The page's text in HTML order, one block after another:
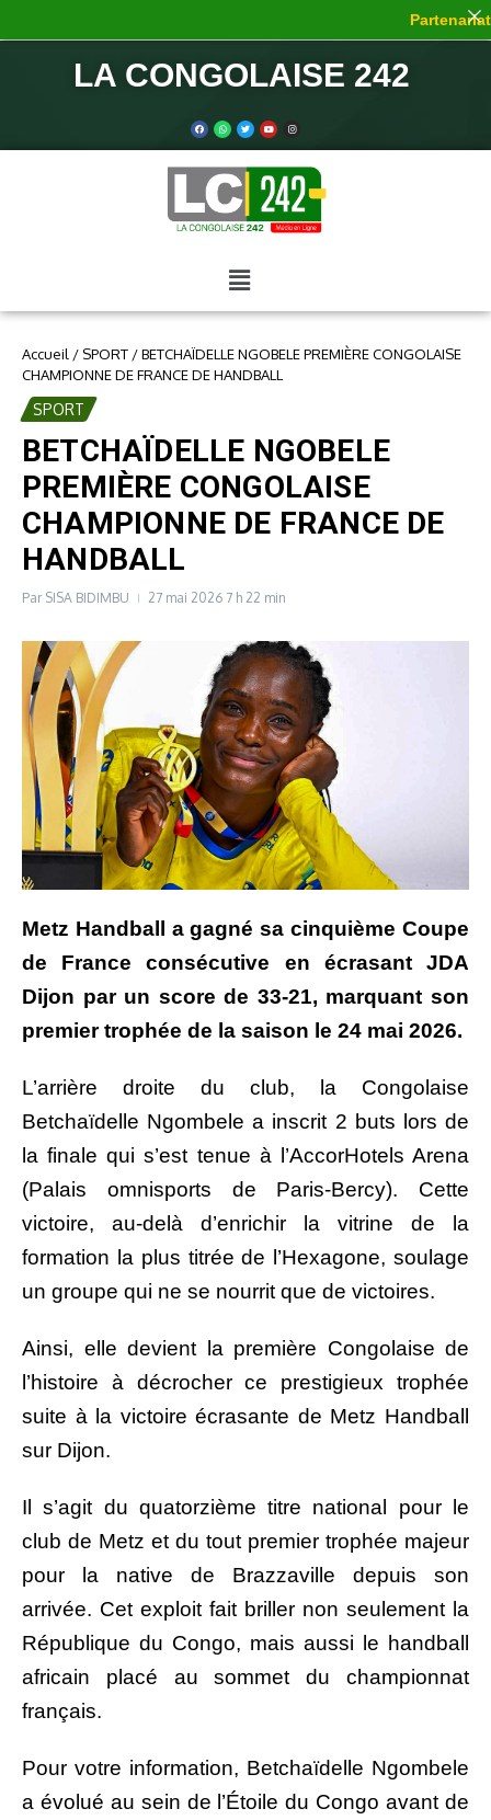
LA CONGOLAISE 242
Accueil / SPORT /BETCHAÏDELLE NGOBELE PREMIÈRE CONGOLAISE
CHAMPIONNE DE FRANCE DE HANDBALL
SPORT
BETCHAÏDELLE NGOBELE
PREMIÈRE CONGOLAISE
CHAMPIONNE DE FRANCE DE
HANDBALL
Par SISA BIDIMBU 27 mai 2026 7 h 22 min
Metz Handball a gagné sa cinquième Coupe
de France consécutive en écrasant JDA
Dijon par un score de 33-21, marquant son
premier trophée de la saison le 24 mai 2026.
L’arrière droite du club, la Congolaise
Betchaïdelle Ngombele a inscrit 2 buts lors de
la finale qui s’est tenue à l’AccorHotels Arena
(Palais omnisports de Paris-Bercy). Cette
victoire, au-delà d’enrichir la vitrine de la
formation la plus titrée de l’Hexagone, soulage
un groupe qui ne se nourrit que de victoires.
Ainsi, elle devient la première Congolaise de
l’histoire à décrocher ce prestigieux trophée
suite à la victoire écrasante de Metz Handball
sur Dijon.
Il s’agit du quatorzième titre national pour le
club de Metz et du tout premier trophée majeur
pour la native de Brazzaville depuis son
arrivée. Cet exploit fait briller non seulement la
République du Congo, mais aussi le handball
africain placé au sommet du championnat
français.
Pour votre information, Betchaïdelle Ngombele
a évolué au sein de l’Étoile du Congo avant de
Partenariat